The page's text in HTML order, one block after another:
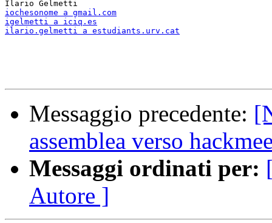
iochesonome a gmail.com
igelmetti a iciq.es
ilario.gelmetti a estudiants.urv.cat
Messaggio precedente:
assemblea verso
Messaggi ordinati per:
Autore ]